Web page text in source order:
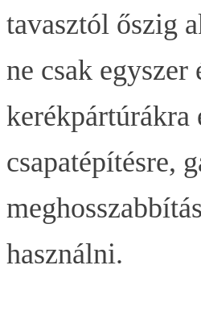
tavasztól őszig
ne csak
kerékpártúrákra
csapatépítésre,
használni.